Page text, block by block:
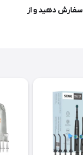
دهید و از